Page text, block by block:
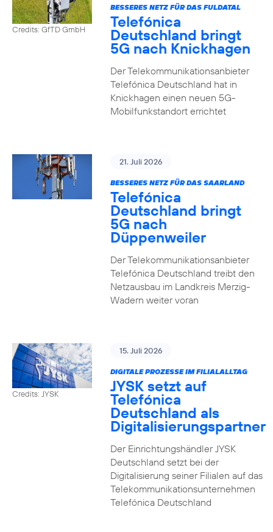
Credits: GfTD GmbH
BESSERES NETZ FÜR DAS FULDATAL
Telefónica
Deutschland bringt
5G nach Knickhagen
Der Telekommunikationsanbieter
Telefónica Deutschland hat in
Knickhagen einen neuen 5G-
Mobilfunkstandort errichtet
21. Juli 2026
BESSERES NETZ FÜR DAS SAARLAND
Telefónica
Deutschland bringt
5G nach
Düppenweiler
Der Telekommunikationsanbieter
Telefónica Deutschland treibt den
Netzausbau im Landkreis Merzig-
Wadern weiter voran
Credits: JYSK
15. Juli 2026
DIGITALE PROZESSE IM FILIALALLTAG
JYSK setzt auf
Telefónica
Deutschland als
Digitalisierungspartner
Der Einrichtungshändler JYSK
Deutschland setzt bei der
Digitalisierung seiner Filialen auf das
Telekommunikationsunternehmen
Telefónica Deutschland